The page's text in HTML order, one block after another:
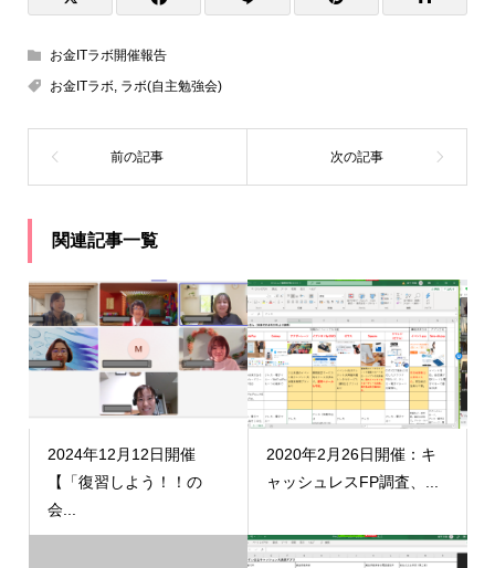
お金ITラボ開催報告
お金ITラボ ラボ(自主勉強会)
関連記事一覧
2024年12月12日開催
【「復習しよう！！の
会...
2020年2月26日開催：キ
ャッシュレスFP調査、...